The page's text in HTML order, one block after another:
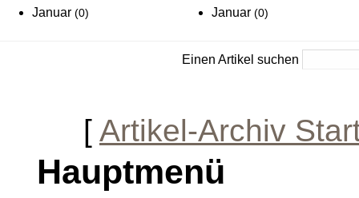
Januar (0) Januar(0)
Einen Artikel suchen
[ Artikel-Archiv
Hauptmenü